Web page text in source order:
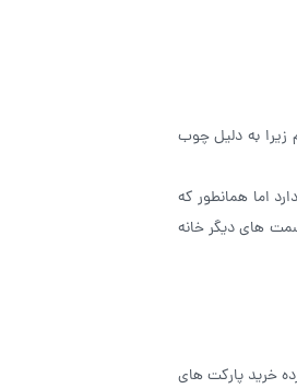
زیرا به دلیل چوب
اما همانطور که
های دیگر خانه
خرید پارکت های